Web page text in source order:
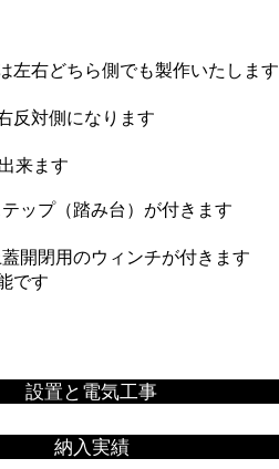
左右どちら側でも製作いたします
反対側になります
来ます
ップ（踏み台）が付きます
開閉用のウィンチが付きます
です
設置と電気工事
納入実績